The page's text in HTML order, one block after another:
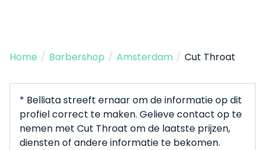
Home / Barbershop / Amsterdam / Cut Throat
* Belliata streeft ernaar om de informatie op dit
profiel correct te maken. Gelieve contact op te
nemen met Cut Throat om de laatste prijzen,
diensten of andere informatie te bekomen.